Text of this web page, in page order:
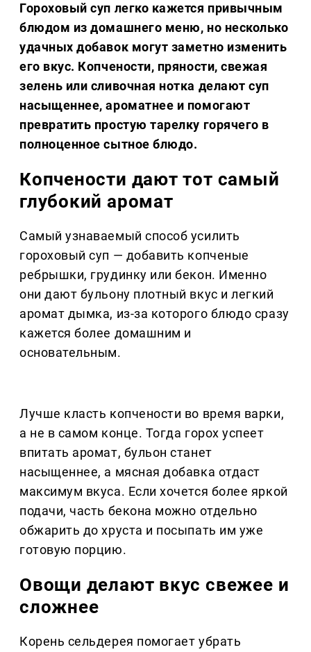
Гороховый суп легко кажется привычным
блюдом из домашнего меню, но несколько
удачных добавок могут заметно изменить
его вкус. Копчености, пряности, свежая
зелень или сливочная нотка делают суп
насыщеннее, ароматнее и помогают
превратить простую тарелку горячего в
полноценное сытное блюдо.
Копчености дают тот самый
глубокий аромат
Самый узнаваемый способ усилить
гороховый суп — добавить копченые
ребрышки, грудинку или бекон. Именно
они дают бульону плотный вкус и легкий
аромат дымка, из-за которого блюдо сразу
кажется более домашним и
основательным.
Лучше класть копчености во время варки,
а не в самом конце. Тогда горох успеет
впитать аромат, бульон станет
насыщеннее, а мясная добавка отдаст
максимум вкуса. Если хочется более яркой
подачи, часть бекона можно отдельно
обжарить до хруста и посыпать им уже
готовую порцию.
Овощи делают вкус свежее и
сложнее
Корень сельдерея помогает убрать